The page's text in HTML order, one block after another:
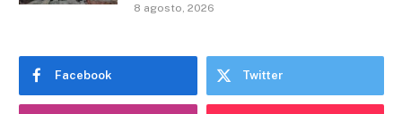
8 agosto, 2026
Facebook Twitter